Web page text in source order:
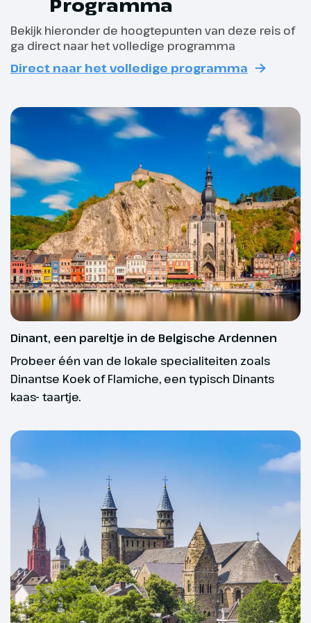
Bekijk hieronder de hoogtepunten van deze reis of
ga direct naar het volledige programma
Direct naar het volledige programma
Dinant, een pareltje in de Belgische Ardennen
Probeer één van de lokale specialiteiten zoals
Dinantse Koek of Flamiche, een typisch Dinants
kaas- taartje.
Dag 2
In de nabijheid van de
aanlegplaats in Antwerpen staat
het Museum aan de Stroom. Een
tien verdiepingen hoog gebouw
met drie musea waaronder het
Nationale Scheepvaartmuseum.
Vanaf het panoramaterras op de
tiende verdieping heb je een
prachtig uitzicht op de stad, de
haven en de Schelde. In de
binnenstad tref je lange
winkelstraten en grote pleinen
met prachtige monumentale
ook opgeven voor een excursie.
Aan het eind van de middag laten
Antwerpen,
historische stad aan
de Schelde